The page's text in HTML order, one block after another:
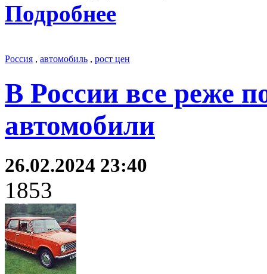
Подробнее
Россия , автомобиль , рост цен
В России все реже
автомобили
26.02.2024 23:40
1853